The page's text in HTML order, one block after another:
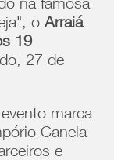
na famosa
oArraiá
19
27 de
marca
Canela
e